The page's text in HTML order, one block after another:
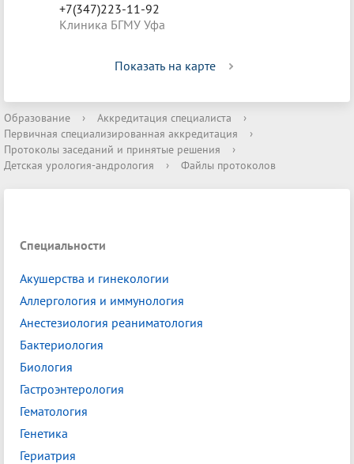
+7(347)223-11-92
Клиника БГМУ Уфа
Показать на карте
Образование › Аккредитация специалиста
›
Первичная специализированная аккредитация
›
Протоколы заседаний и принятые решения
›
Детская урология-андрология
› Файлы протоколов
Специальности
Акушерства и гинекологии
Аллергология и иммунология
Анестезиология реаниматология
Бактериология
Биология
Гастроэнтерология
Гематология
Генетика
Гериатрия